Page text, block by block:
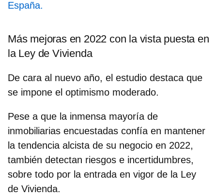
España.
Más mejoras en 2022 con la vista puesta en
la Ley de Vivienda
De cara al nuevo año, el estudio destaca que
se impone el optimismo moderado.
Pese a que la inmensa mayoría de
inmobiliarias encuestadas confía en mantener
la tendencia alcista de su negocio en 2022,
también detectan riesgos e incertidumbres,
sobre todo por la entrada en vigor de la Ley
de Vivienda.